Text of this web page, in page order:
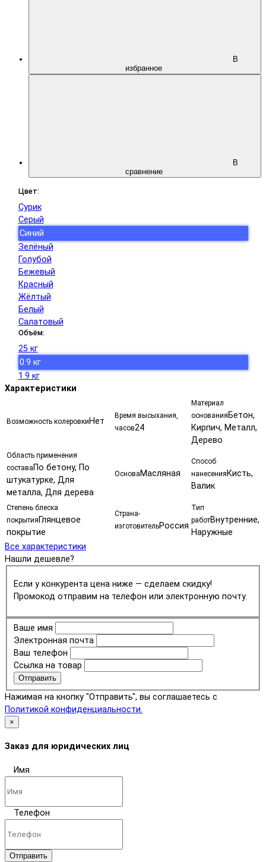
В
избранное
В
сравнение
Цвет:
Сурик
Серый
Синий
Зелёный
Голубой
Бежевый
Красный
Жёлтый
Белый
Салатовый
Объём:
25 кг
0.9 кг
1.9 кг
Характеристики
Возможность колеровки Нет
Время высыхания,
часов24
Материал
основания Бетон,
Кирпич, Металл,
Дерево
Область применения
состава По бетону, По
штукатурке, Для
металла, Для дерева
Основа Масляная
Способ
нанесения Кисть,
Валик
Степень блеска
покрытия Глянцевое
покрытие
Страна-
изготовительРоссия
Тип
работВнутренние,
Наружные
Все характеристики
Нашли дешевле?
Если у конкурента цена ниже — сделаем скидку!
Промокод отправим на телефон или электронную почту.
Ваше имя
Электронная почта
Ваш телефон
Ссылка на товар
Отправить
Нажимая на кнопку "Отправить", вы соглашаетесь с
Политикой конфиденциальности.
×
Заказ для юридических лиц
Имя
Телефон
Отправить